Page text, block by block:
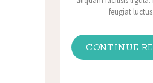
feugiat
CONTINUE